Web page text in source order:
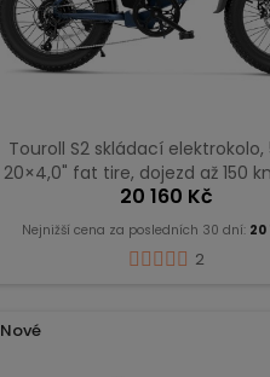
Touroll S2 skládací elektrokolo,
20×4,0" fat tire, dojezd až 150
nástup – modré
20 160 Kč
Nejnižší cena za posledních 30 dní: 20
2
Nové